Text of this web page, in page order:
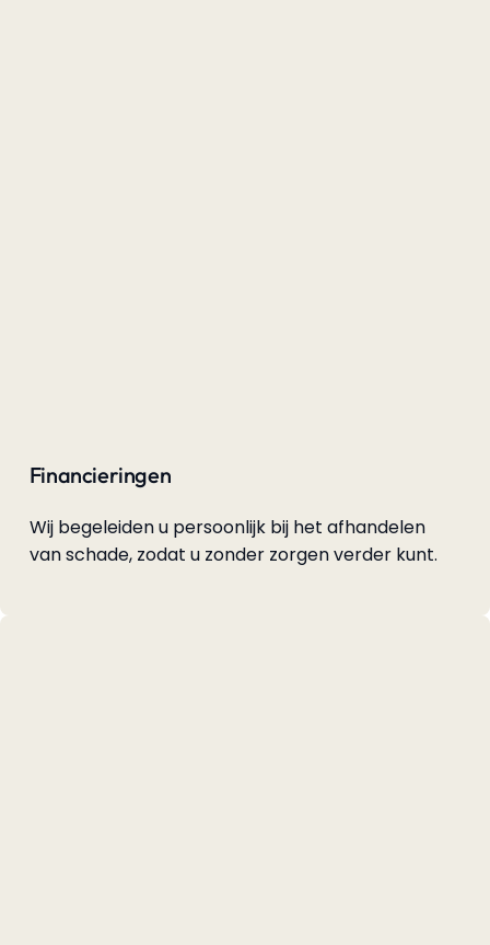
Financieringen
Wij begeleiden u persoonlijk bij het afhandelen
van schade, zodat u zonder zorgen verder kunt.